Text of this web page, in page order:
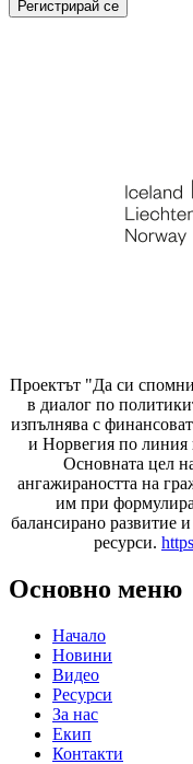
Проектът "Да си
в диалог по
изпълнява с
и Норвегия по
Основната цел
ангажираността на
им при
балансирано развитие
ресурси.
Основно меню
Начало
Новини
Видео
Ресурси
За нас
Екип
Контакти